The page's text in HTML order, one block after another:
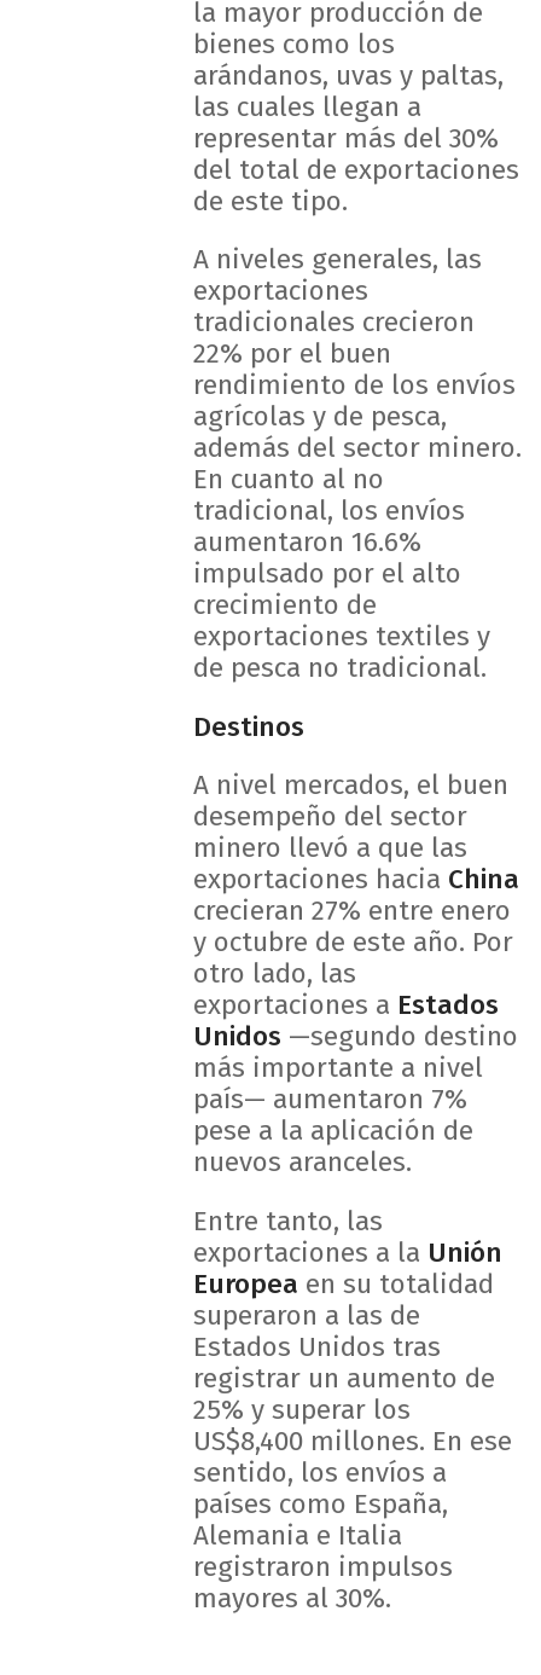
la mayor producción de
bienes como los
arándanos, uvas y paltas,
las cuales llegan a
representar más del 30%
del total de exportaciones
de este tipo.
A niveles generales, las
exportaciones
tradicionales crecieron
22% por el buen
rendimiento de los envíos
agrícolas y de pesca,
además del sector minero.
En cuanto al no
tradicional, los envíos
aumentaron 16.6%
impulsado por el alto
crecimiento de
exportaciones textiles y
de pesca no tradicional.
Destinos
A nivel mercados, el buen
desempeño del sector
minero llevó a que las
exportaciones hacia China
crecieran 27% entre enero
y octubre de este año. Por
otro lado, las
exportaciones a Estados
Unidos —segundo destino
más importante a nivel
país— aumentaron 7%
pese a la aplicación de
nuevos aranceles.
Entre tanto, las
exportaciones a la Unión
Europea en su totalidad
superaron a las de
Estados Unidos tras
registrar un aumento de
25% y superar los
US$8,400 millones. En ese
sentido, los envíos a
países como España,
Alemania e Italia
registraron impulsos
mayores al 30%.